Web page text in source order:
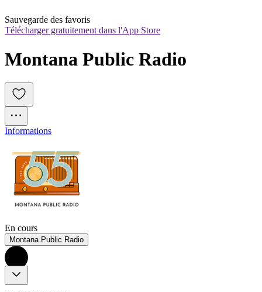
Sauvegarde des favoris
Télécharger gratuitement dans l'App Store
Montana Public Radio
Informations
En cours
Montana Public Radio